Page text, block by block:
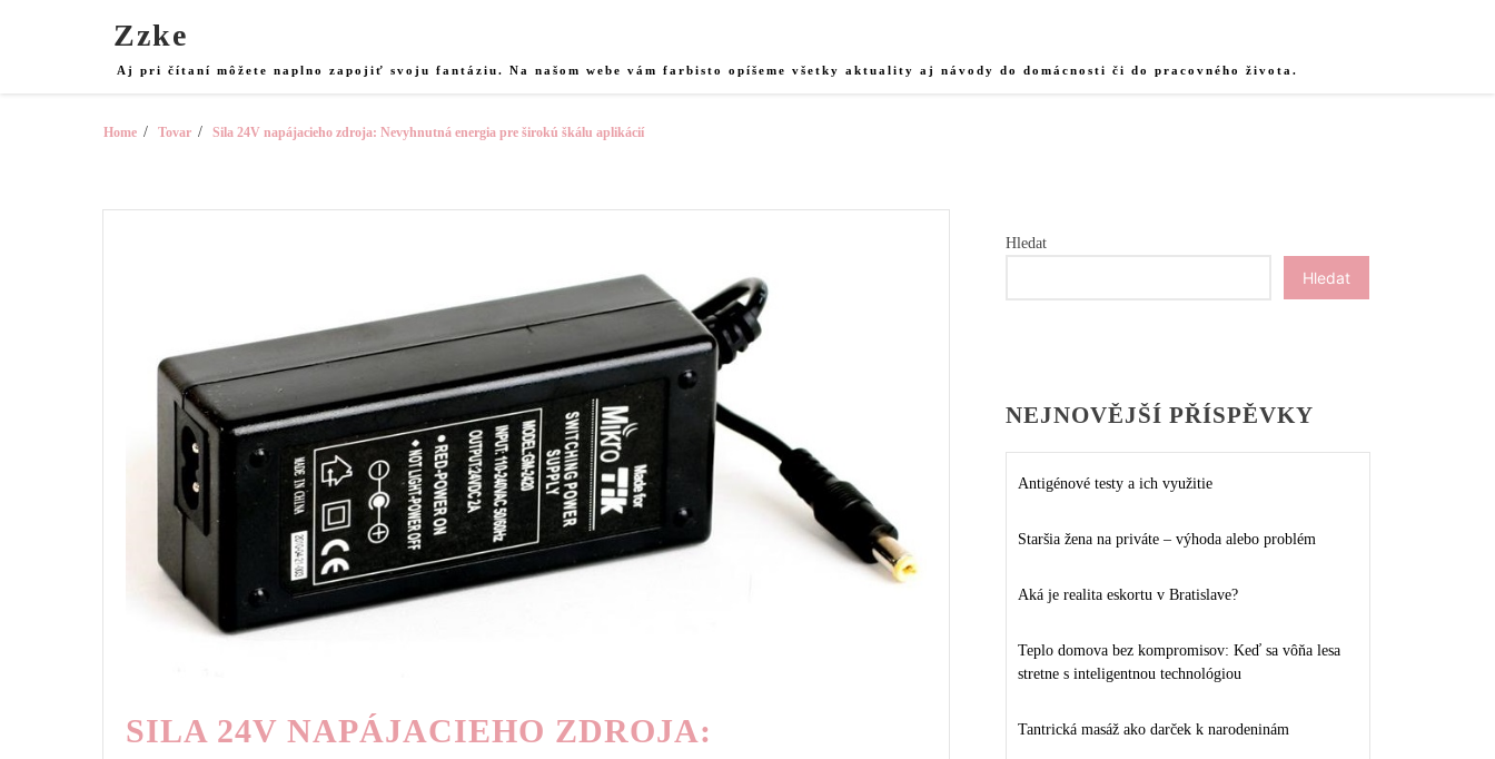
Zzke
Aj pri čítaní môžete naplno zapojiť svoju fantáziu. Na našom webe vám farbisto opíšeme všetky aktuality aj návody do domácnosti či do pracovného života.
Home Tovar Sila 24V napájacieho zdroja: Nevyhnutná energia pre širokú škálu aplikácií
SILA 24V NAPÁJACIEHO ZDROJA:
Hledat
Hledat
NEJNOVĚJŠÍ PŘÍSPĚVKY
Antigénové testy a ich využitie
Staršia žena na priváte – výhoda alebo problém
Aká je realita eskortu v Bratislave?
Teplo domova bez kompromisov: Keď sa vôňa lesa
stretne s inteligentnou technológiou
Tantrická masáž ako darček k narodeninám